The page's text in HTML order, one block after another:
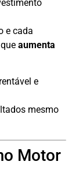
e cada
aumenta
e
mesmo
Motor